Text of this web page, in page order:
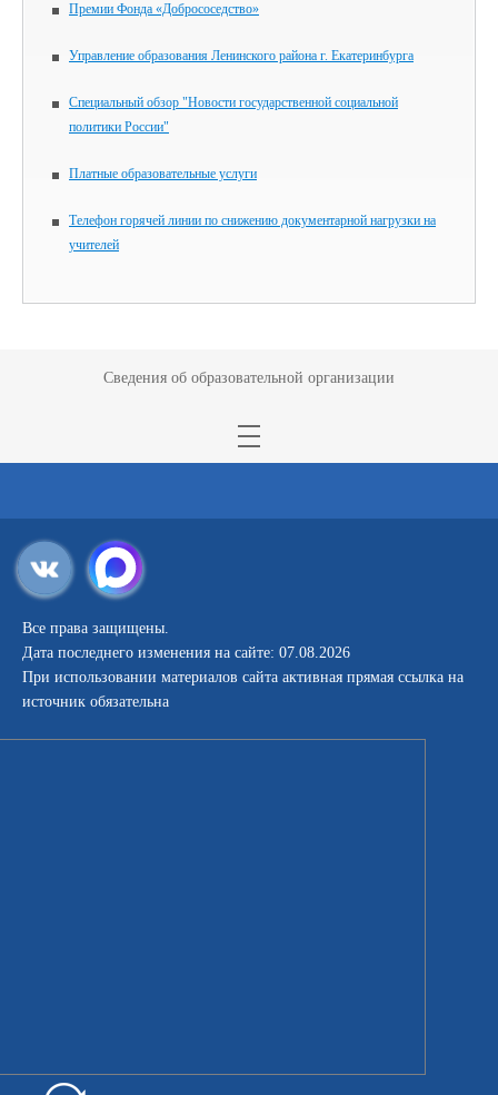
Премии Фонда «Добрососедство»
Управление образования Ленинского района г. Екатеринбурга
Специальный обзор "Новости государственной социальной
политики России"
Платные образовательные услуги
Телефон горячей линии по снижению документарной нагрузки на
учителей
Сведения об образовательной организации
Все права защищены.
Дата последнего изменения на сайте: 07.08.2026
При использовании материалов сайта активная прямая ссылка на
источник обязательна